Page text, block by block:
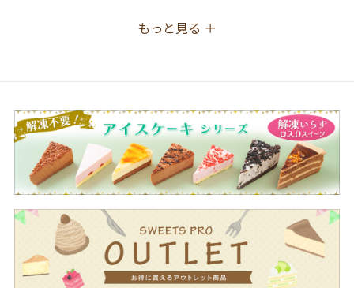
長辺21.3cm×短辺11.2cm×高さ7.6cm
ホイップクリーム（植物油脂、脱脂粉乳、その他）
（国内製造）、白あん（生あん、砂糖、酵素糖化水
あめ）、液卵、砂糖、求肥（マルトオリゴ糖、もち
米粉、砂糖、でん粉）、小麦粉、甘納豆、水あめ、
食用乳化油脂、宇治抹茶、食用調合油、マーガリ
ピューレ／トレハロース、ソルビトール、乳化剤、
加工でん粉、アカビート色素、エノキタケ抽出液、
香料、ｐＨ調整剤、（一部に小麦・卵・乳成分・大
豆を含む）
もっと見る ＋